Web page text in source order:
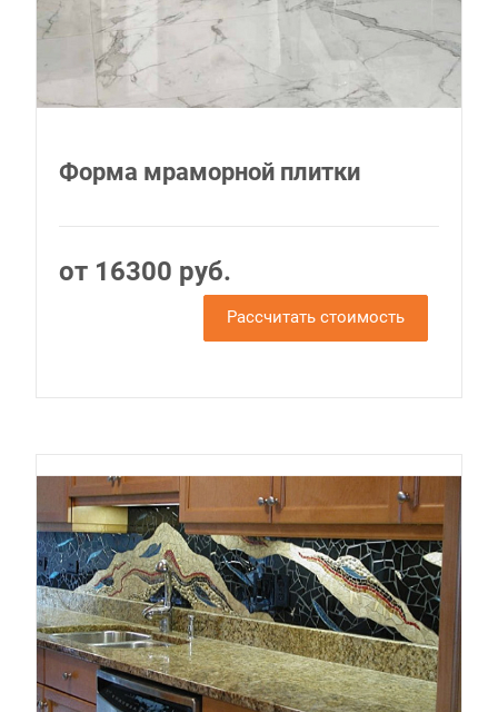
Форма мраморной плитки
от 16300 руб.
Рассчитать стоимость